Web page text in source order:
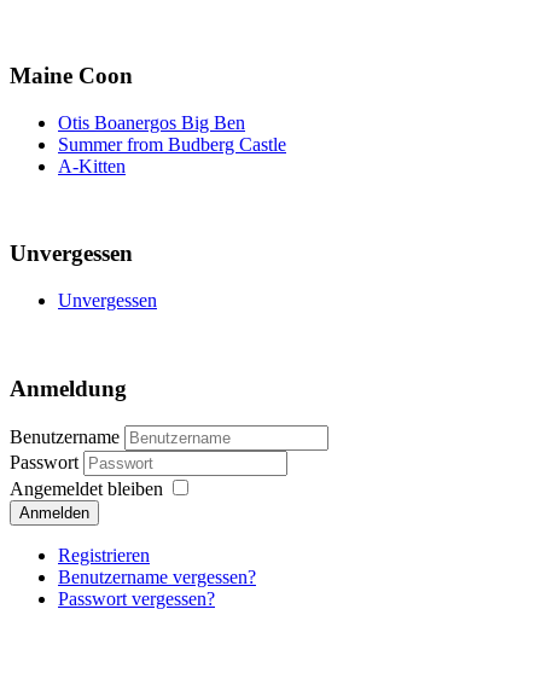
Maine Coon
Otis Boanergos Big Ben
Summer from Budberg Castle
A-Kitten
Unvergessen
Unvergessen
Anmeldung
Benutzername
Passwort
Angemeldet bleiben
Anmelden
Registrieren
Benutzername vergessen?
Passwort vergessen?